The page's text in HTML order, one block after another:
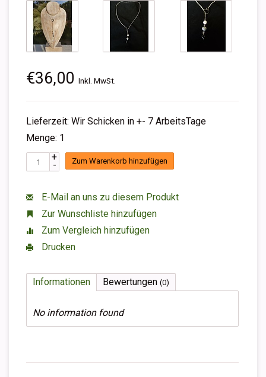
€36,00 Inkl. MwSt.
Lieferzeit: Wir Schicken in +- 7 ArbeitsTage
Menge: 1
+
- Zum Warenkorb hinzufügen
E-Mail an uns zu diesem Produkt
Zur Wunschliste hinzufügen
Zum Vergleich hinzufügen
Drucken
Informationen Bewertungen (0)
No information found